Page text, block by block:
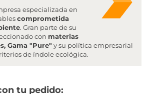
especializada en
comprometida
. Gran parte de su
con materias
Gama "Pure" y su política empresarial
de índole ecológica.
tu pedido: